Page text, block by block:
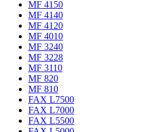
MF 4150
MF 4140
MF 4120
MF 4010
MF 3240
MF 3228
MF 3110
MF 820
MF 810
FAX L7500
FAX L7000
FAX L5500